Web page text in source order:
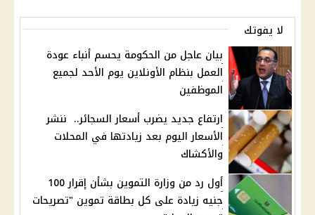
لا يفوتك
بيان عاجل من الحكومة يحسم أنباء عودة
العمل بنظام الأونلاين يوم الأحد لجميع
الموظفين
ارتفاع جديد يضرب أسعار السجائر.. ننشر
الأسعار اليوم بعد زيادتها في المحلات
والأكشاك
أول رد من وزارة التموين بشأن إقرار 100
جنيه زيادة على كل بطاقة تموين "تصريحات